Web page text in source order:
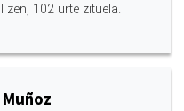
102 urte zituela.